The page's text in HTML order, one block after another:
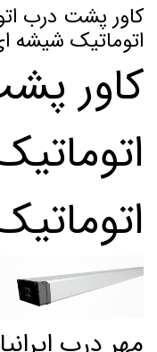
کاور پشت درب
اتوماتیک شیشه
کاور